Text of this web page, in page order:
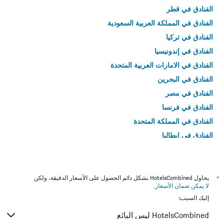
الفنادق في قطر
الفنادق في المملكة العربية السعودية
الفنادق في تركيا
الفنادق في إندونيسيا
الفنادق في الامارات العربية المتحدة
الفنادق في البحرين
الفنادق في مصر
الفنادق في فرنسا
الفنادق في المملكة المتحدة
الفنادق في إيطاليا
*
يحاول HotelsCombined بشكل دائم الحصول على الأسعار الدقيقة، ولكن
لا يمكن ضمان الأسعار .
إليك السبب:
HotelsCombined ليس البائع